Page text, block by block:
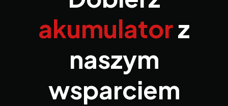
akumulatorz
naszym
wsparciem